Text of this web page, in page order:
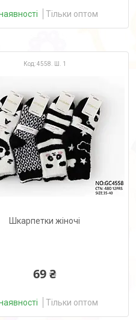
Тільки оптом
4558. Ш. 1
Шкарпетки жіночі
69 ₴
Тільки оптом